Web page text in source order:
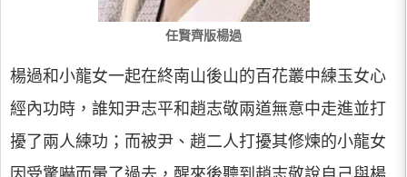
任賢齊版楊過
楊過和小龍女一起在終南山後山的百花叢中練玉女心
經內功時，誰知尹志平和趙志敬兩道無意中走進並打
擾了兩人練功；而被尹、趙二人打擾其修煉的小龍女